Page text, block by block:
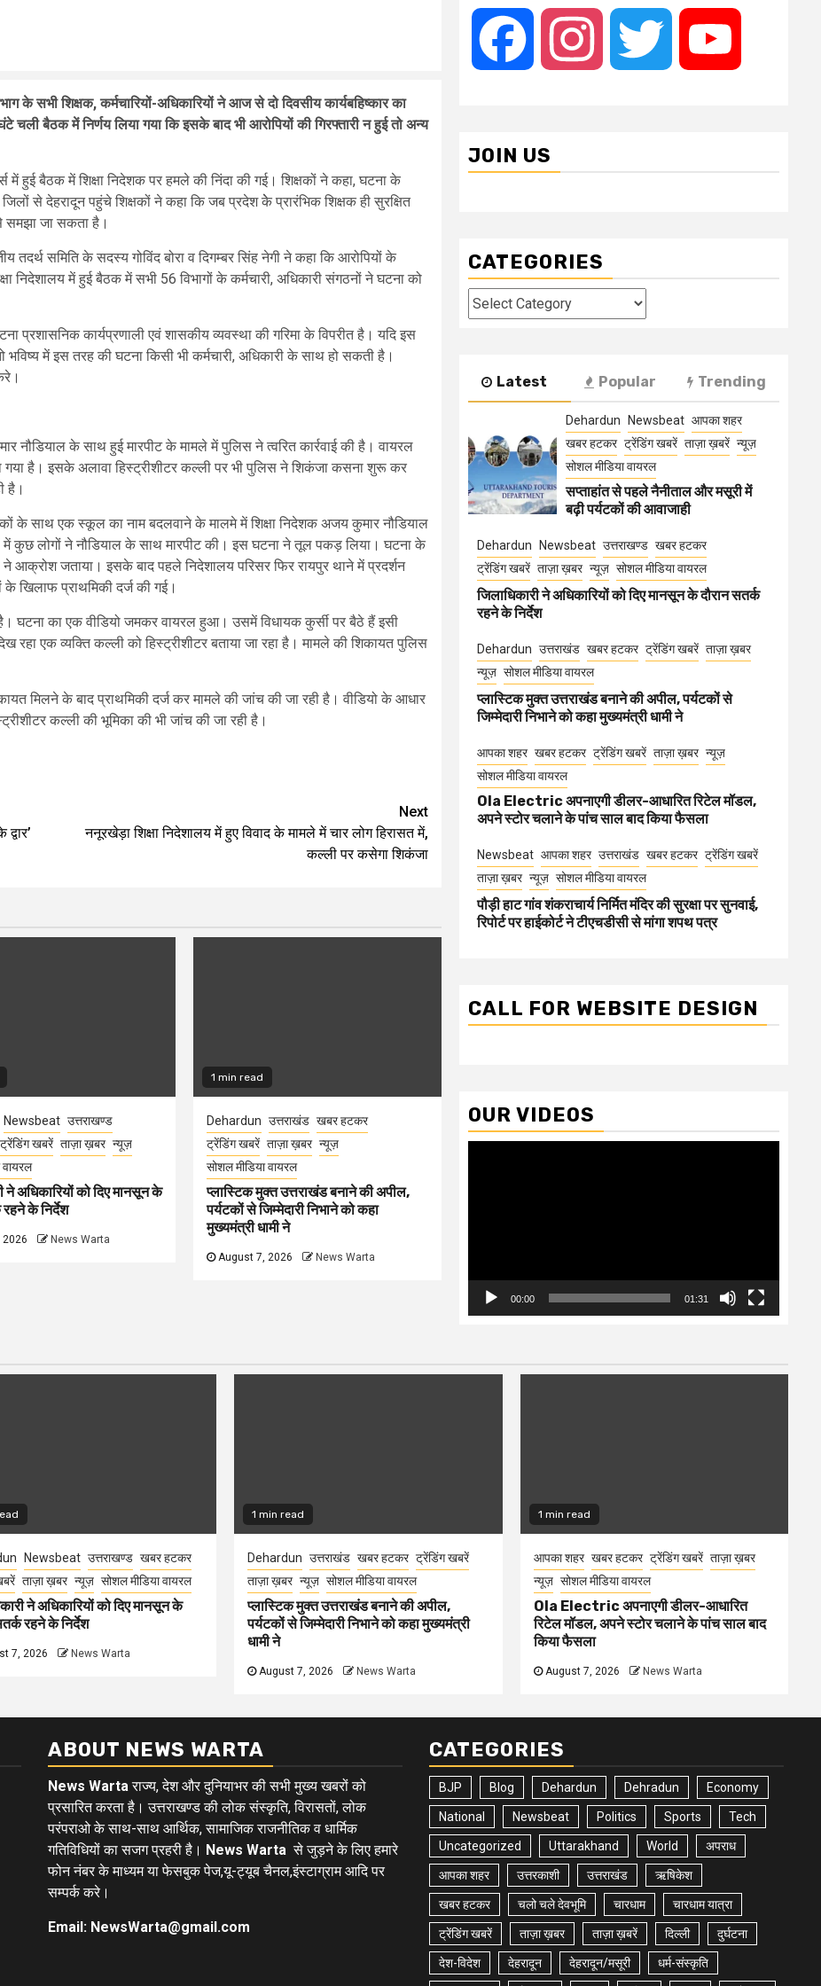
के सभी शिक्षक, कर्मचारियों-अधिकारियों ने आज से दो दिवसीय कार्यबहिष्कार का
चली बैठक में निर्णय लिया गया कि इसके बाद भी आरोपियों की गिरफ्तारी न हुई तो अन्य
में हुई बैठक में शिक्षा निदेशक पर हमले की निंदा की गई। शिक्षकों ने कहा, घटना के
से देहरादून पहुंचे शिक्षकों ने कहा कि जब प्रदेश केे प्रारंभिक शिक्षक ही सुरक्षित
समझा जा सकता है।
समिति के सदस्य गोविंद बोरा व दिगम्बर सिंह नेगी ने कहा कि आरोपियों के
निदेशालय में हुई बैठक में सभी 56 विभागों के कर्मचारी, अधिकारी संगठनों ने घटना को
प्रशासनिक कार्यप्रणाली एवं शासकीय व्यवस्था की गरिमा के विपरीत है। यदि इस
में इस तरह की घटना किसी भी कर्मचारी, अधिकारी के साथ हो सकती है।
नौडियाल के साथ हुई मारपीट के मामले में पुलिस ने त्वरित कार्रवाई की है। वायरल
गया है। इसके अलावा हिस्ट्रीशीटर कल्ली पर भी पुलिस ने शिकंजा कसना शुरू कर
है।
के साथ एक स्कूल का नाम बदलवाने के मालमे में शिक्षा निदेशक अजय कुमार नौडियाल
में कुछ लोगों ने नौडियाल के साथ मारपीट की। इस घटना ने तूल पकड़ लिया। घटना के
ने आक्रोश जताया। इसके बाद पहले निदेशालय परिसर फिर रायपुर थाने में प्रदर्शन
खिलाफ प्राथमिकी दर्ज की गई।
घटना का एक वीडियो जमकर वायरल हुआ। उसमें विधायक कुर्सी पर बैठे हैं इसी
रहा एक व्यक्ति कल्ली को हिस्ट्रीशीटर बताया जा रहा है। मामले की शिकायत पुलिस
मिलने के बाद प्राथमिकी दर्ज कर मामले की जांच की जा रही है। वीडियो के आधार
कल्ली की भूमिका की भी जांच की जा रही है।
Next
ननूरखेड़ा शिक्षा निदेशालय में हुए विवाद के मामले में चार लोग हिरासत में,
कल्ली पर कसेगा शिकंजा
Newsbeat उत्तराखण्ड
ट्रेंडिंग खबरें ताज़ा ख़बर न्यूज़
वायरल
ने अधिकारियों को दिए मानसून के
रहने के निर्देश
News Warta
1 min read
Dehardun उत्तराखंड खबर हटकर
ट्रेंडिंग खबरें ताज़ा ख़बर न्यूज़
सोशल मीडिया वायरल
प्लास्टिक मुक्त उत्तराखंड बनाने की अपील,
पर्यटकों से जिम्मेदारी निभाने को कहा
मुख्यमंत्री धामी ने
August 7, 2026 News Warta
Facebook Instagram Twitter
JOIN US
CATEGORIES
Categories
Latest Popular Trending
Dehardun Newsbeat आपका शहर
खबर हटकर ट्रेंडिंग खबरें ताज़ा ख़बरें न्यूज़
सोशल मीडिया वायरल
सप्ताहांत से पहले नैनीताल और मसूरी में
बढ़ी पर्यटकों की आवाजाही
Dehardun Newsbeat उत्तराखण्ड खबर हटकर
ट्रेंडिंग खबरें ताज़ा ख़बर न्यूज़ सोशल मीडिया वायरल
जिलाधिकारी ने अधिकारियों को दिए मानसून के दौरान सतर्क
रहने के निर्देश
Dehardun उत्तराखंड खबर हटकर ट्रेंडिंग खबरें ताज़ा ख़बर
न्यूज़ सोशल मीडिया वायरल
प्लास्टिक मुक्त उत्तराखंड बनाने की अपील, पर्यटकों से
जिम्मेदारी निभाने को कहा मुख्यमंत्री धामी ने
आपका शहर खबर हटकर ट्रेंडिंग खबरें ताज़ा ख़बर न्यूज़
सोशल मीडिया वायरल
Ola Electric अपनाएगी डीलर-आधारित रिटेल मॉडल,
अपने स्टोर चलाने के पांच साल बाद किया फैसला
Newsbeat आपका शहर उत्तराखंड खबर हटकर ट्रेंडिंग खबरें
ताज़ा ख़बर न्यूज़ सोशल मीडिया वायरल
पौड़ी हाट गांव शंकराचार्य निर्मित मंदिर की सुरक्षा पर सुनवाई,
रिपोर्ट पर हाईकोर्ट ने टीएचडीसी से मांगा शपथ पत्र
CALL FOR WEBSITE DESIGN
OUR VIDEOS
00:00 01:31
Newsbeat उत्तराखण्ड खबर हटकर
ताज़ा ख़बर न्यूज़ सोशल मीडिया वायरल
ने अधिकारियों को दिए मानसून के
रहने के निर्देश
7, 2026 News Warta
1 min read
Dehardun उत्तराखंड खबर हटकर ट्रेंडिंग खबरें
ताज़ा ख़बर न्यूज़ सोशल मीडिया वायरल
प्लास्टिक मुक्त उत्तराखंड बनाने की अपील,
पर्यटकों से जिम्मेदारी निभाने को कहा मुख्यमंत्री
धामी ने
August 7, 2026 News Warta
1 min read
आपका शहर खबर हटकर ट्रेंडिंग खबरें ताज़ा ख़बर
न्यूज़ सोशल मीडिया वायरल
Ola Electric अपनाएगी डीलर-आधारित
रिटेल मॉडल, अपने स्टोर चलाने के पांच साल बाद
किया फैसला
August 7, 2026 News Warta
ABOUT NEWS WARTA
News Wartaराज्य, देश और दुनियाभर की सभी मुख्य खबरों को
प्रसारित करता है। उत्तराखण्ड की लोक संस्कृति, विरासतों, लोक
परंपराओ के साथ-साथ आर्थिक, सामाजिक राजनीतिक व धार्मिक
गतिविधियों का सजग प्रहरी है। News Warta से जुड़ने के लिए हमारे
फोन नंबर के माध्यम या फेसबुक पेज,यू-ट्यूब चैनल,इंस्टाग्राम आदि पर
सम्पर्क करे।
Email: NewsWarta@gmail.com
CATEGORIES
BJP Blog Dehardun Dehradun Economy
National Newsbeat Politics Sports Tech
Uncategorized Uttarakhand World अपराध
आपका शहर उत्तरकाशी उत्तराखंड ऋषिकेश
खबर हटकर चलो चले देवभूमि चारधाम चारधाम यात्रा
ट्रेंडिंग खबरें ताज़ा ख़बर ताज़ा ख़बरें दिल्ली दुर्घटना
देश-विदेश देहरादून देहरादून/मसूरी धर्म-संस्कृति